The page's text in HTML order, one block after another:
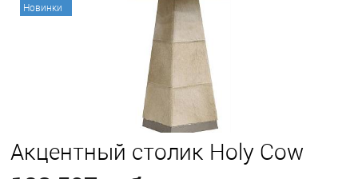
Новинки
Акцентный столик Holy Cow